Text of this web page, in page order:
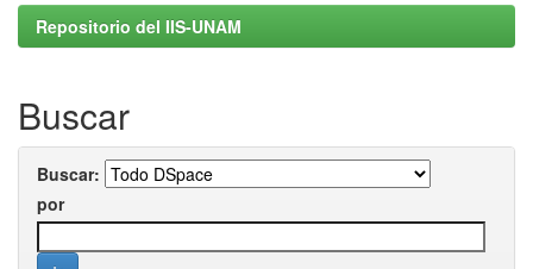
Repositorio del IIS-UNAM
Buscar
Buscar:
por